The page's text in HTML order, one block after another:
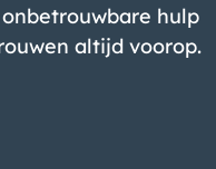
hulp
altijd voorop.